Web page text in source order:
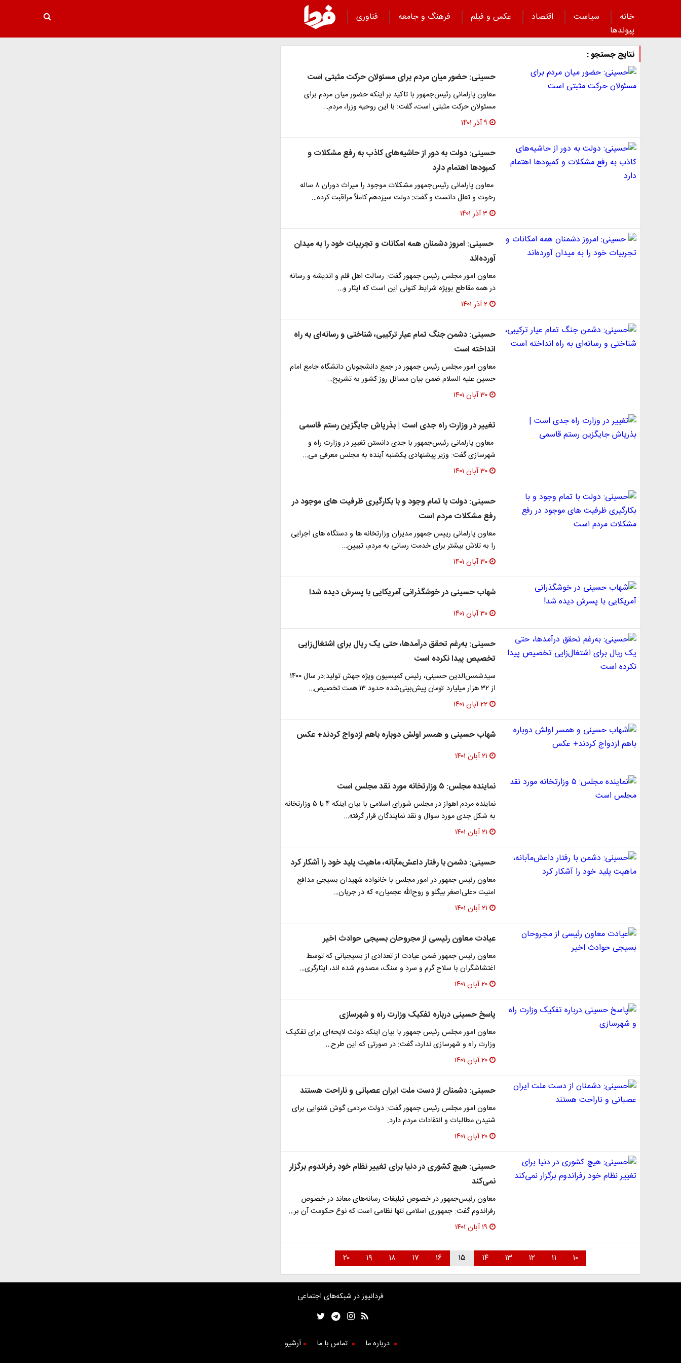
خانه سیاست اقتصاد عکس و فیلم فرهنگ و جامعه
فناوری
پیوند‌ها
نتایج جستجو :
حسینی: حضور میان مردم برای مسئولان حرکت مثبتی است
معاون پارلمانی رئیس‌جمهور با تاکید بر اینکه حضور میان مردم برای
مسئولان حرکت مثبتی است، گفت: با این روحیه وزرا، مردم…
۹ آذر ۱۴۰۱
حسینی: دولت به‌ دور از حاشیه‌های کاذب به رفع مشکلات و
کمبودها اهتمام دارد
معاون پارلمانی رئیس‌جمهور مشکلات موجود را میراث دوران ۸ ساله
رخوت و تعلل دانست و گفت: دولت سیزدهم کاملاً مراقبت کرده…
۳ آذر ۱۴۰۱
حسینی: امروز دشمنان همه امکانات و تجربیات خود را به میدان
آورده‌اند
معاون امور مجلس رئیس جمهور گفت: رسالت اهل قلم و اندیشه و رسانه
در همه مقاطع بویژه شرایط کنونی این است که ایثار و…
۲ آذر ۱۴۰۱
حسینی: دشمن جنگ تمام عیار ترکیبی، شناختی و رسانه‌ای به راه
انداخته است
معاون امور مجلس رئیس جمهور در جمع دانشجویان دانشگاه جامع امام
حسین علیه السلام ضمن بیان مسائل روز کشور به تشریح…
۳۰ آبان ۱۴۰۱
تغییر در وزارت راه جدی است | بذرپاش جایگزین رستم قاسمی
معاون پارلمانی رئیس‌جمهور با جدی دانستن تغییر در وزارت راه و
شهرسازی گفت: وزیر پیشنهادی یکشنبه آینده به مجلس معرفی می‌…
۳۰ آبان ۱۴۰۱
حسینی: دولت با تمام وجود و با بکارگیری ظرفیت های موجود در
رفع مشکلات مردم است
معاون پارلمانی رییس جمهور مدیران وزارتخانه ها و دستگاه های اجرایی
را به تلاش بیشتر برای خدمت رسانی به مردم، تبیین…
۳۰ آبان ۱۴۰۱
شهاب حسینی در خوشگذرانی آمریکایی با پسرش دیده شد!
۳۰ آبان ۱۴۰۱
حسینی: به‌رغم تحقق درآمدها، حتی یک ریال برای اشتغال‌زایی
تخصیص پیدا نکرده است
سیدشمس‌الدین حسینی، رئیس کمیسیون ویژه جهش تولید:در سال ۱۴۰۰
از ۳۲ هزار میلیارد تومان پیش‌بینی‌شده حدود ۱۳ همت تخصیص…
۲۲ آبان ۱۴۰۱
شهاب حسینی و همسر اولش دوباره باهم ازدواج کردند+ عکس
۲۱ آبان ۱۴۰۱
نماینده مجلس: ۵ وزارتخانه مورد نقد مجلس است
نماینده مردم اهواز در مجلس شورای اسلامی با بیان اینکه ۴ یا ۵ وزارتخانه
به شکل جدی مورد سوال و نقد نمایندگان قرار گرفته…
۲۱ آبان ۱۴۰۱
حسینی: دشمن با رفتار داعش‌مآبانه، ماهیت پلید خود را آشکار کرد
معاون رئیس جمهور در امور مجلس با خانواده شهیدان بسیجی مدافع
امنیت «علی‌اصغر بیگلو و روح‌الله عجمیان» که در جریان…
۲۱ آبان ۱۴۰۱
عیادت معاون رئیسی از مجروحان بسیجی حوادث اخیر
معاون رئیس جمهور ضمن عیادت از تعدادی از بسیجیانی که توسط
اغتشاشگران با سلاح گرم و سرد و سنگ، مصدوم شده اند، ایثارگری…
۲۰ آبان ۱۴۰۱
پاسخ حسینی درباره تفکیک وزارت راه و شهرسازی
معاون امور مجلس رئیس جمهور با بیان اینکه دولت لایحه‌ای برای تفکیک
وزارت راه و شهرسازی ندارد، گفت: در صورتی که این طرح…
۲۰ آبان ۱۴۰۱
حسینی: دشمنان از دست ملت ایران عصبانی و ناراحت هستند
معاون امور مجلس رئیس جمهور گفت: دولت مردمی گوش شنوایی برای
شنیدن مطالبات و انتقادات مردم دارد.
۲۰ آبان ۱۴۰۱
حسینی: هیچ کشوری در دنیا برای تغییر نظام خود رفراندوم برگزار
نمی‌کند
معاون رئیس‌جمهور در خصوص تبلیغات رسانه‌های معاند در خصوص
رفراندوم گفت: جمهوری اسلامی تنها نظامی است که نوع حکومت آن بر…
۱۹ آبان ۱۴۰۱
۱۰ ۱۱ ۱۲ ۱۳ ۱۴ ۱۵ ۱۶ ۱۷ ۱۸ ۱۹ ۲۰
فردانیوز در شبکه‌های اجتماعی
درباره ما تماس با ما آرشیو